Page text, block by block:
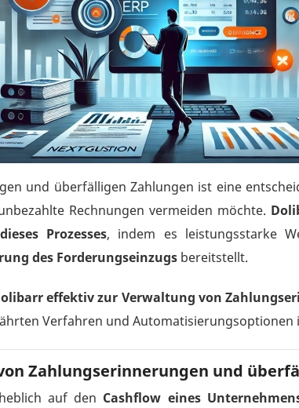
und überfälligen Zahlungen ist eine
Rechnungen vermeiden möchte.
Prozesses, indem es leistungsstarke
des Forderungseinzugs bereitstellt.
effektiv zur Verwaltung von
Verfahren und Automatisierungsoptionen
Zahlungserinnerungen und
auf den Cashflow eines